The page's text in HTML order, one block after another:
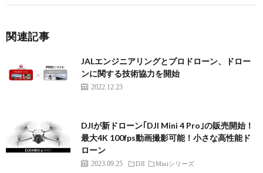
関連記事
JALエンジニアリングとプロドローン、ドロー
ンに関する技術協力を開始
2022.12.23
DJIが新ドローン｢DJI Mini 4 Pro｣の販売開始！
最大4K 100fps動画撮影可能！小さな高性能ド
ローン
2023.09.25 DJI Miniシリーズ